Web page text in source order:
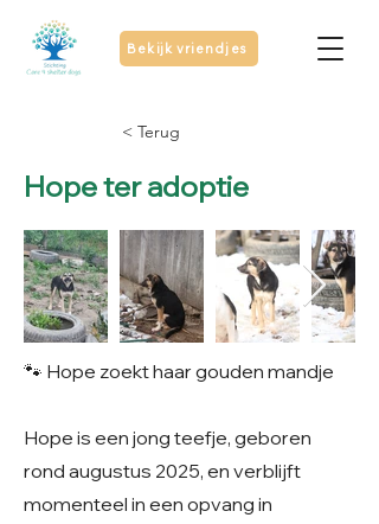
Bekijk vriendjes
< Terug
Hope ter adoptie
🐾 Hope zoekt haar gouden mandje
Hope is een jong teefje, geboren
rond augustus 2025, en verblijft
momenteel in een opvang in